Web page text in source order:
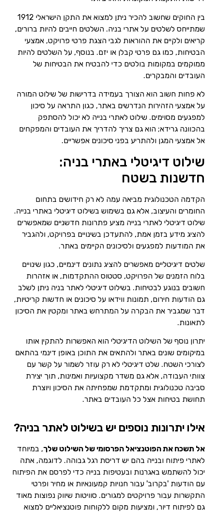
בין החוקים שחשוב להכיר ניתן למצוא את התקן הישראלי 1912
שמתייחס לשלטים על אתרי בניה. השלטים חייבים להיות ברורים,
קריאים ולקיים את ההוראות לגבי הצגת פרטי פרויקט, אמצעי
הבטיחות, כמו גם פרטי קבלן או יזם. בנוסף, על השלטים להיות
ממוקמים במקומות בולטים כדי להבטיח את הבטיחות של
העובדים והמבקרים.
לא פחות חשוב הוא הצורך בעמידה בדרישות של שילוט המורה
על אמצעי הזהירות הנדרשים באתר, כגון התראה על סיכון
למפגעים מסוימים. שילוט לאתרי בנייה לא יכול להסתפק
בהכוונה גרידא; הוא גם צריך להדריך את העובדים והמפקחים
אל אמצעי המגן ולהתריע בפני סיכונים אפשריים.
שילוט דיגיטלי באתרי בניה:
חדשנות בשטח
הקדמה הטכנולוגית מביאה עמה לא רק חידושים בתחום
החומרים והעיצוב, אלא גם בשימוש בשילוט דיגיטלי באתרי בנייה.
שילוט דיגיטלי לאתרי בנייה מציע פתרונות חדשניים שמאפשרים
להציג מידע בזמן אמת, להתעדכן בשינויים בפרויקט, ולהגביר
את המודעות למפגעים ולסיכונים הקיימים באתר.
שלטים דיגיטליים מאפשרים להציג נתונים דינמיים, כגון שינויים
בלוח הזמנים של הפרויקט, סטטוס ההתקדמות, או אזהרות
חשובים בנוגע לבטיחות. בשילוט דיגיטלי לאתר בניה ניתן לשלב
גם הודעות חירום, תמונות ווידאו על סיכונים או חדשות קריטיות,
דבר שמגביר את הבקרה על המתרחש באתר ומקטין את הסיכון
לתאונות.
יתרון נוסף של השילוט הדיגיטלי הוא האפשרות להתקין אותו
במיקומים שונים באתר ולהתאים את התוכן באופן דינמי בהתאם
לצורכי השטח. שלט דיגיטלי לא רק עוזר לשמור על קשר עם
צוותי העבודה, אלא גם משדר מקצועיות ואמינות, תוך יצירת
סביבה טכנולוגית ומתקדמת שמפחיתה את הסיכון ויוצרת
תחושת בטיחות אצל כל העובדים באתר.
אילו יתרונות נוספים יש בשילוט לאתר בניה?
אל תשכח את הפוטנציאל הפרסומי של השילוט שלך, במיוחד
לאתרי פיתוח ובנייה בהם יש דריסת רגל גבוהה. לדוגמה, אתה
יכול להשתמש באגרנות ובעטיפות בנייה כדי לפרסם את הפיתוח
עם הודעות 'בקרוב' עבור חנויות קמעונאיות או מחיר ופרטי
התקשרות עבור פרויקטים למגורים. סוויטות שיווק נפוצות מאוד
גם לפיתוח דיור, ומציעות מקום ללקוחות פוטנציאליים למצוא